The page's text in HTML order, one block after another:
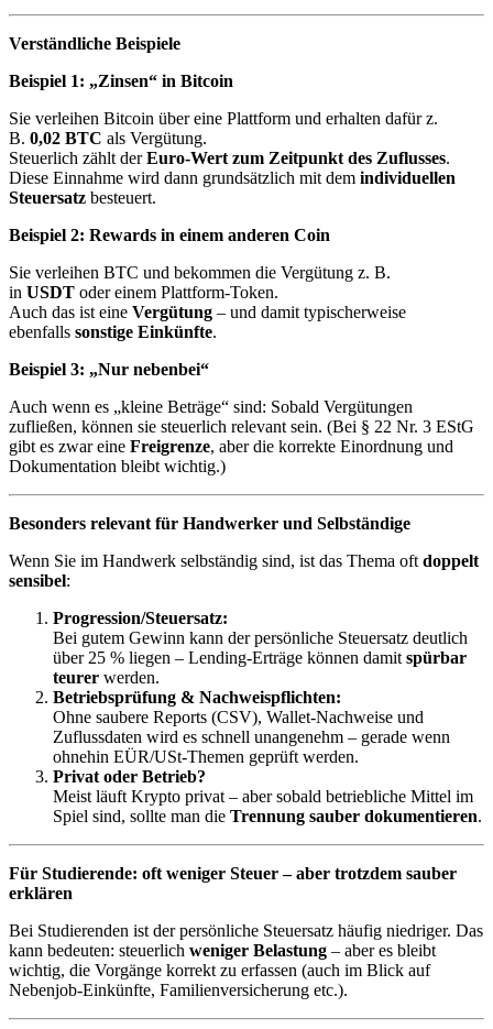
Verständliche Beispiele
Beispiel 1: „Zinsen“ in Bitcoin
Sie verleihen Bitcoin über eine Plattform und erhalten dafür z.
B. 0,02 BTC als Vergütung.
Steuerlich zählt derEuro-Wert zum Zeitpunkt des Zuflusses.
Diese Einnahme wird dann grundsätzlich mit dem individuellen
Steuersatz besteuert.
Beispiel 2: Rewards in einem anderen Coin
Sie verleihen BTC und bekommen die Vergütung z. B.
in USDT oder einem Plattform-Token.
Auch das ist eine Vergütung – und damit typischerweise
ebenfalls sonstige Einkünfte.
Beispiel 3: „Nur nebenbei“
Auch wenn es „kleine Beträge“ sind: Sobald Vergütungen
zufließen, können sie steuerlich relevant sein. (Bei § 22 Nr. 3 EStG
gibt es zwar eine Freigrenze, aber die korrekte Einordnung und
Dokumentation bleibt wichtig.)
Besonders relevant für Handwerker und Selbständige
Wenn Sie im Handwerk selbständig sind, ist das Thema oft doppelt
sensibel:
Progression/Steuersatz:
Bei gutem Gewinn kann der persönliche Steuersatz deutlich
über 25 % liegen – Lending-Erträge können damit spürbar
teurer werden.
Betriebsprüfung & Nachweispflichten:
Ohne saubere Reports (CSV), Wallet-Nachweise und
Zuflussdaten wird es schnell unangenehm – gerade wenn
ohnehin EÜR/USt-Themen geprüft werden.
Privat oder Betrieb?
Meist läuft Krypto privat – aber sobald betriebliche Mittel im
Spiel sind, sollte man die Trennung sauber dokumentieren.
Für Studierende: oft weniger Steuer – aber trotzdem sauber
erklären
Bei Studierenden ist der persönliche Steuersatz häufig niedriger. Das
kann bedeuten: steuerlich weniger Belastung – aber es bleibt
wichtig, die Vorgänge korrekt zu erfassen (auch im Blick auf
Nebenjob-Einkünfte, Familienversicherung etc.).